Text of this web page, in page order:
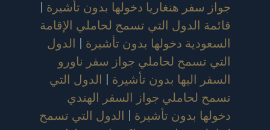
جواز سفر هنغاريا دخولها بدون تأشيرة |
قائمة الدول التي تسمح لحاملي الإقامة
السعودية دخولها بدون تأشيرة | الدول
التي تسمح لحاملي جواز سفر ناورو
السفر اليها بدون تأشيرة | الدول التي
تسمح لحاملي جواز السفر الهندي
دخولها بدون تأشيرة | الدول التي تسمح